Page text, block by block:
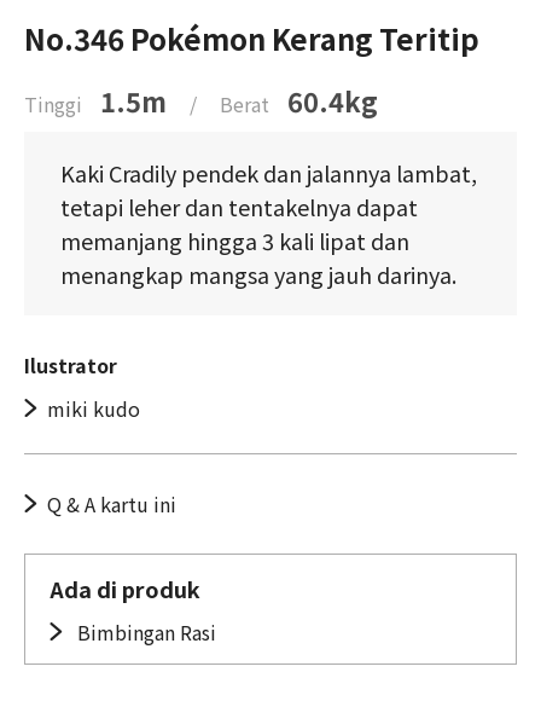
No.346 Pokémon Kerang Teritip
Tinggi 1.5m / Berat 60.4kg
Kaki Cradily pendek dan jalannya lambat,
tetapi leher dan tentakelnya dapat
memanjang hingga 3 kali lipat dan
menangkap mangsa yang jauh darinya.
Ilustrator
miki kudo
Q & A kartu ini
Ada di produk
Bimbingan Rasi